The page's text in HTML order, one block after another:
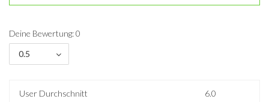
Deine Bewertung: 0
0.5
User Durchschnitt 6.0